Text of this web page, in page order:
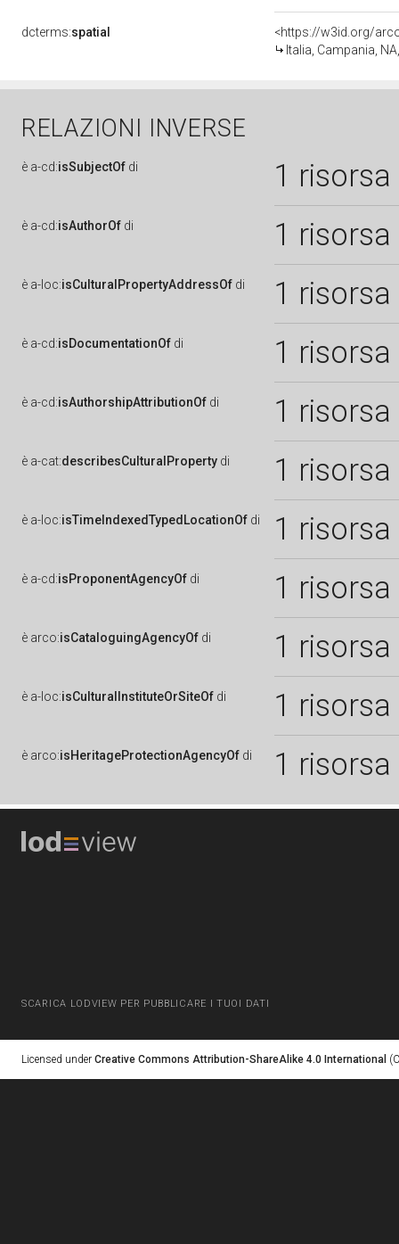
dcterms:spatial
<https://w3id.org/
Italia, Campania,
RELAZIONI INVERSE
è a-cd:isSubjectOf di 1 risorsa
è a-cd:isAuthorOf di 1 risorsa
è a-loc:isCulturalPropertyAddressOf di 1 risorsa
è a-cd:isDocumentationOf di 1 risorsa
è a-cd:isAuthorshipAttributionOf di 1 risorsa
è a-cat:describesCulturalProperty di 1 risorsa
è a-loc:isTimeIndexedTypedLocationOf di 1 risorsa
è a-cd:isProponentAgencyOf di 1 risorsa
è arco:isCataloguingAgencyOf di 1 risorsa
è a-loc:isCulturalInstituteOrSiteOf di 1 risorsa
è arco:isHeritageProtectionAgencyOf di 1 risorsa
SCARICA LODVIEW PER PUBBLICARE I TUOI DATI
Licensed under Creative Commons Attribution-ShareAlike 4.0 International